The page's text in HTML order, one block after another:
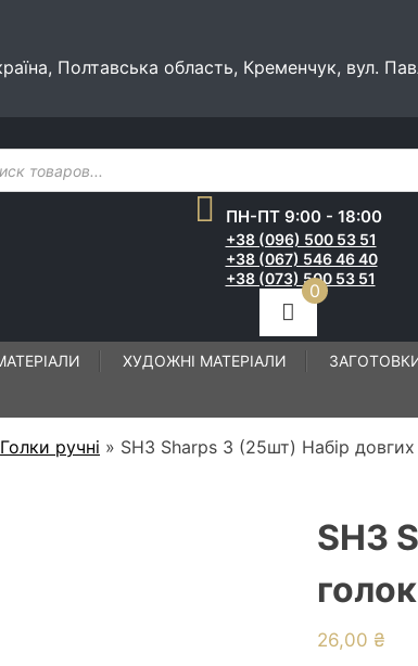
Полтавська область, Кременчук, вул.
ПН-ПТ 9:00 - 18:00
+38 (096) 500 53 51
+38 (067) 546 46 40
+38 (073) 500 53 51
0
ХУДОЖНІ МАТЕРІАЛИ
Голки ручні » SH3 Sharps 3 (25шт) Набір
SH3
26,00 ₴